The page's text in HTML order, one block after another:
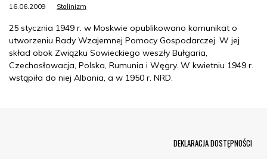
16.06.2009 Stalinizm
25 stycznia 1949 r. w Moskwie opublikowano komunikat o
utworzeniu Rady Wzajemnej Pomocy Gospodarczej. W jej
skład obok Związku Sowieckiego weszły Bułgaria,
Czechosłowacja, Polska, Rumunia i Węgry. W kwietniu 1949 r.
wstąpiła do niej Albania, a w 1950 r. NRD.
DEKLARACJA DOSTĘPNOŚCI